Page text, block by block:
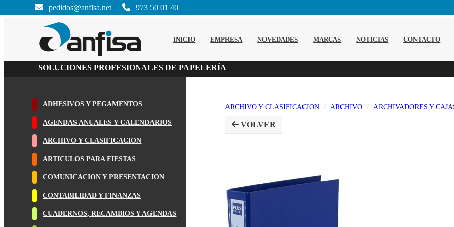
INICIO EMPRESA NOVEDADES MARCAS NOTICIAS CONTACTO
SOLUCIONES PROFESIONALES DE PAPELERÍA
pedidos@anfisa.net 973 50 01 40
ADHESIVOS Y PEGAMENTOS
AGENDAS ANUALES Y CALENDARIOS
ARCHIVO Y CLASIFICACION
ARTICULOS PARA FIESTAS
COMUNICACION Y PRESENTACION
CONTABILIDAD Y FINANZAS
CUADERNOS, RECAMBIOS Y AGENDAS
ARCHIVO Y CLASIFICACION ARCHIVO ARCHIVADORES Y
VOLVER